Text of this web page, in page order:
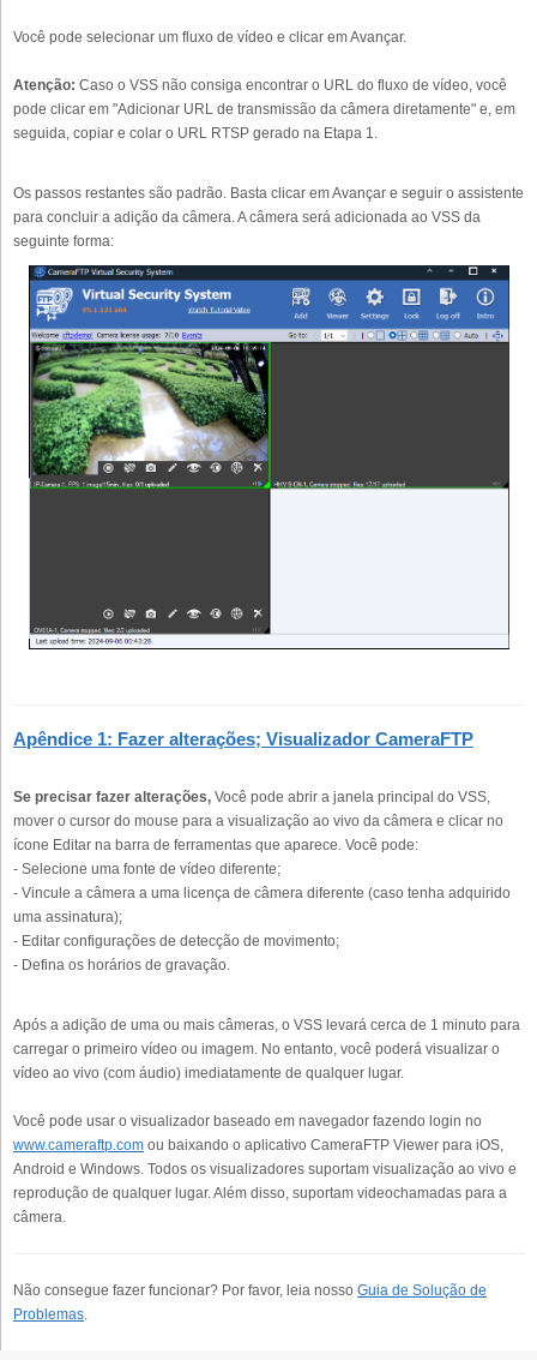
Você pode selecionar um fluxo de vídeo e clicar em Avançar.
Atenção: Caso o VSS não consiga encontrar o URL do fluxo de vídeo, você
pode clicar em "Adicionar URL de transmissão da câmera diretamente" e, em
seguida, copiar e colar o URL RTSP gerado na Etapa 1.
Os passos restantes são padrão. Basta clicar em Avançar e seguir o assistente
para concluir a adição da câmera. A câmera será adicionada ao VSS da
seguinte forma:
Apêndice 1: Fazer alterações; Visualizador CameraFTP
Se precisar fazer alterações, Você pode abrir a janela principal do VSS,
mover o cursor do mouse para a visualização ao vivo da câmera e clicar no
ícone Editar na barra de ferramentas que aparece. Você pode:
- Selecione uma fonte de vídeo diferente;
- Vincule a câmera a uma licença de câmera diferente (caso tenha adquirido
uma assinatura);
- Editar configurações de detecção de movimento;
- Defina os horários de gravação.
Após a adição de uma ou mais câmeras, o VSS levará cerca de 1 minuto para
carregar o primeiro vídeo ou imagem. No entanto, você poderá visualizar o
vídeo ao vivo (com áudio) imediatamente de qualquer lugar.
Você pode usar o visualizador baseado em navegador fazendo login no
www.cameraftp.com ou baixando o aplicativo CameraFTP Viewer para iOS,
Android e Windows. Todos os visualizadores suportam visualização ao vivo e
reprodução de qualquer lugar. Além disso, suportam videochamadas para a
câmera.
Não consegue fazer funcionar? Por favor, leia nosso Guia de Solução de
Problemas.